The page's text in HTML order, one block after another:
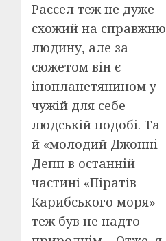
Рассел теж не дуже
схожий на справжню
людину, але за
сюжетом він є
інопланетянином у
чужій для себе
людській подобі. Та
й «молодий Джонні
Депп в останній
частині «Піратів
Карибського моря»
теж був не надто